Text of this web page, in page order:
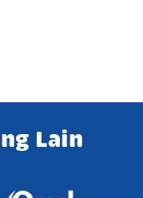
Lain